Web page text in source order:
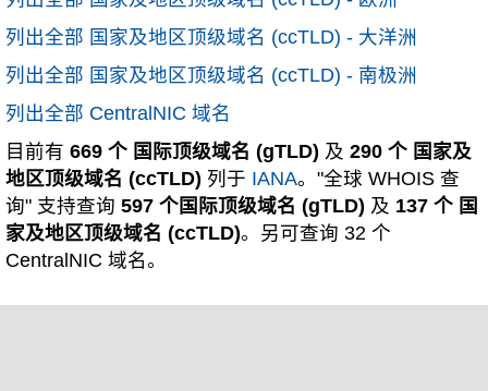
列出全部 国家及地区顶级域名 (ccTLD) - 大洋洲
列出全部 国家及地区顶级域名 (ccTLD) - 南极洲
列出全部 CentralNIC 域名
目前有 669 个 国际顶级域名 (gTLD) 及 290 个 国家及
地区顶级域名 (ccTLD) 列于 IANA。"全球 WHOIS 查
询" 支持查询 597 个国际顶级域名 (gTLD) 及 137 个 国
家及地区顶级域名 (ccTLD)。另可查询 32 个
CentralNIC 域名。